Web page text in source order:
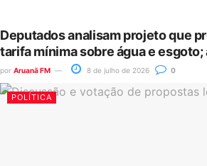
Deputados analisam projeto que
tarifa mínima sobre água e
por Aruanã FM 8 de julho de 2026 0
POLÍTICA